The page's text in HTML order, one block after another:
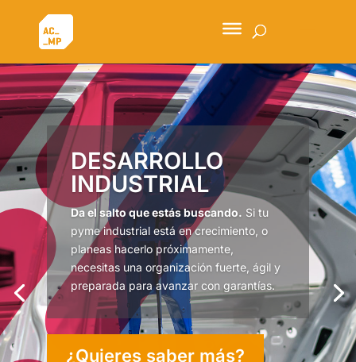
DESARROLLO
INDUSTRIAL
Da el salto que estás buscando. Si tu
pyme industrial está en crecimiento, o
planeas hacerlo próximamente,
necesitas una organización fuerte, ágil y
preparada para avanzar con garantías.
¿Quieres saber más?